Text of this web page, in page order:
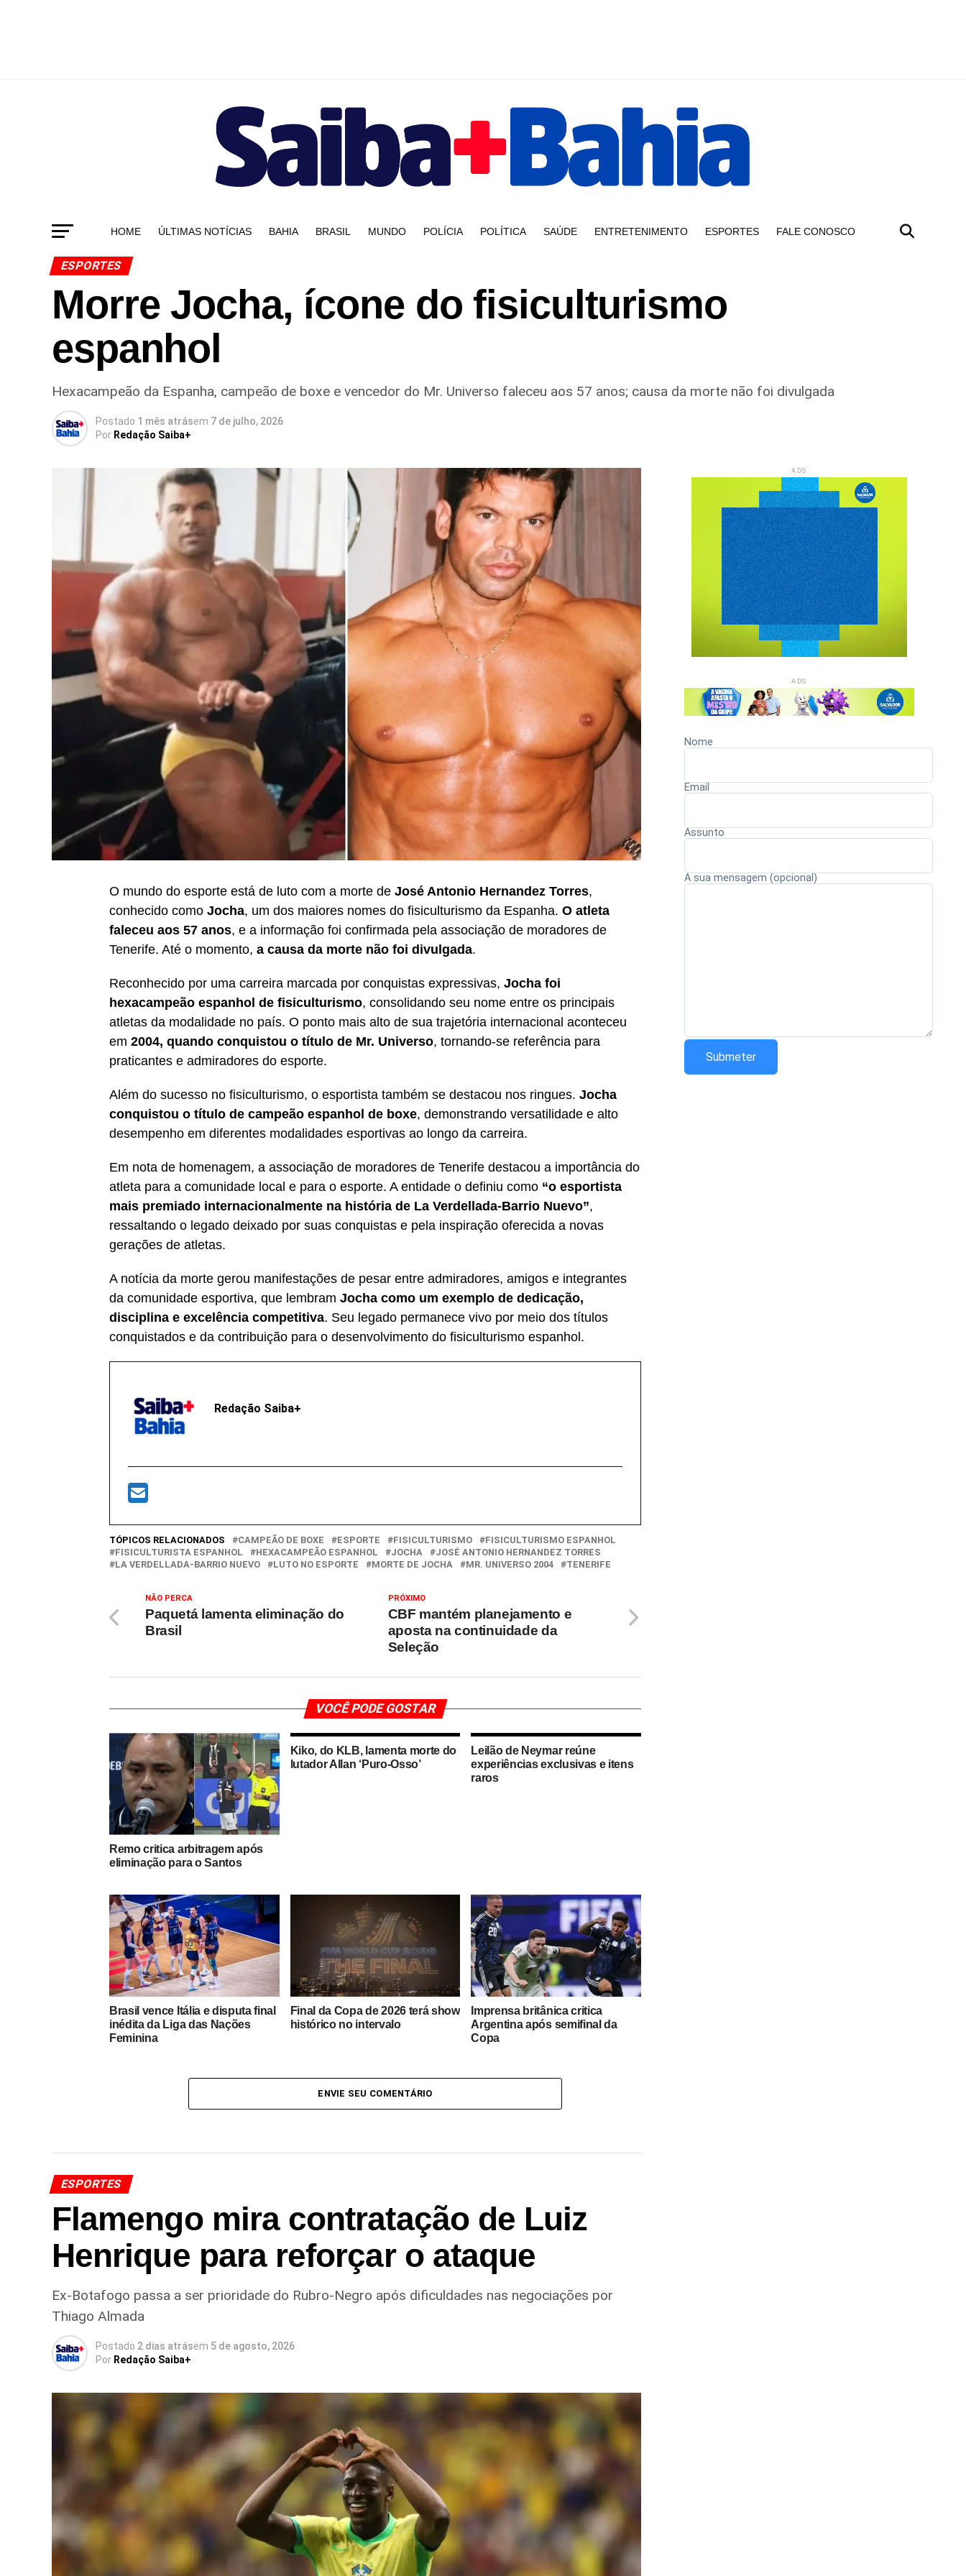
HOME ÚLTIMAS NOTÍCIAS BAHIA BRASIL MUNDO POLÍCIA POLÍTICA SAÚDE ENTRETENIMENTO ESPORTES FALE CONOSCO
ESPORTES
Morre Jocha, ícone do fisiculturismo
espanhol
Hexacampeão da Espanha, campeão de boxe e vencedor do Mr. Universo faleceu aos 57 anos; causa da morte não foi divulgada
Postado 1 mês atrásem 7 de julho, 2026
Por Redação Saiba+
O mundo do esporte está de luto com a morte de José Antonio Hernandez Torres,
conhecido como Jocha, um dos maiores nomes do fisiculturismo da Espanha. O atleta
faleceu aos 57 anos, e a informação foi confirmada pela associação de moradores de
Tenerife. Até o momento, a causa da morte não foi divulgada.
Reconhecido por uma carreira marcada por conquistas expressivas, Jocha foi
hexacampeão espanhol de fisiculturismo, consolidando seu nome entre os principais
atletas da modalidade no país. O ponto mais alto de sua trajetória internacional aconteceu
em 2004, quando conquistou o título de Mr. Universo, tornando-se referência para
praticantes e admiradores do esporte.
Além do sucesso no fisiculturismo, o esportista também se destacou nos ringues. Jocha
conquistou o título de campeão espanhol de boxe, demonstrando versatilidade e alto
desempenho em diferentes modalidades esportivas ao longo da carreira.
Em nota de homenagem, a associação de moradores de Tenerife destacou a importância do
atleta para a comunidade local e para o esporte. A entidade o definiu como “o esportista
mais premiado internacionalmente na história de La Verdellada-Barrio Nuevo”,
ressaltando o legado deixado por suas conquistas e pela inspiração oferecida a novas
gerações de atletas.
A notícia da morte gerou manifestações de pesar entre admiradores, amigos e integrantes
da comunidade esportiva, que lembram Jocha como um exemplo de dedicação,
disciplina e excelência competitiva. Seu legado permanece vivo por meio dos títulos
conquistados e da contribuição para o desenvolvimento do fisiculturismo espanhol.
Redação Saiba+
TÓPICOS RELACIONADOS CAMPEÃO DE BOXE ESPORTE FISICULTURISMO
FISICULTURISMO ESPANHOL
FISICULTURISTA ESPANHOL
HEXACAMPEÃO ESPANHOL JOCHA
JOSÉ ANTONIO HERNANDEZ TORRES
LA VERDELLADA-BARRIO NUEVO
LUTO NO ESPORTE MORTE DE JOCHA MR. UNIVERSO 2004 TENERIFE
PRÓXIMO
CBF mantém planejamento e
aposta na continuidade da
Seleção
NÃO PERCA
Paquetá lamenta eliminação do
Brasil
VOCÊ PODE GOSTAR
Remo critica arbitragem após
eliminação para o Santos
Kiko, do KLB, lamenta morte do
lutador Allan ‘Puro-Osso’
Leilão de Neymar reúne
experiências exclusivas e itens
raros
Brasil vence Itália e disputa final
inédita da Liga das Nações
Feminina
Final da Copa de 2026 terá show
histórico no intervalo
Imprensa britânica critica
Argentina após semifinal da
Copa
ENVIE SEU COMENTÁRIO
ESPORTES
Flamengo mira contratação de Luiz
Henrique para reforçar o ataque
Ex-Botafogo passa a ser prioridade do Rubro-Negro após dificuldades nas negociações por
Thiago Almada
Postado 2 dias atrásem 5 de agosto, 2026
Por Redação Saiba+
ADS
ADS
Nome
Email
Assunto
A sua mensagem (opcional)